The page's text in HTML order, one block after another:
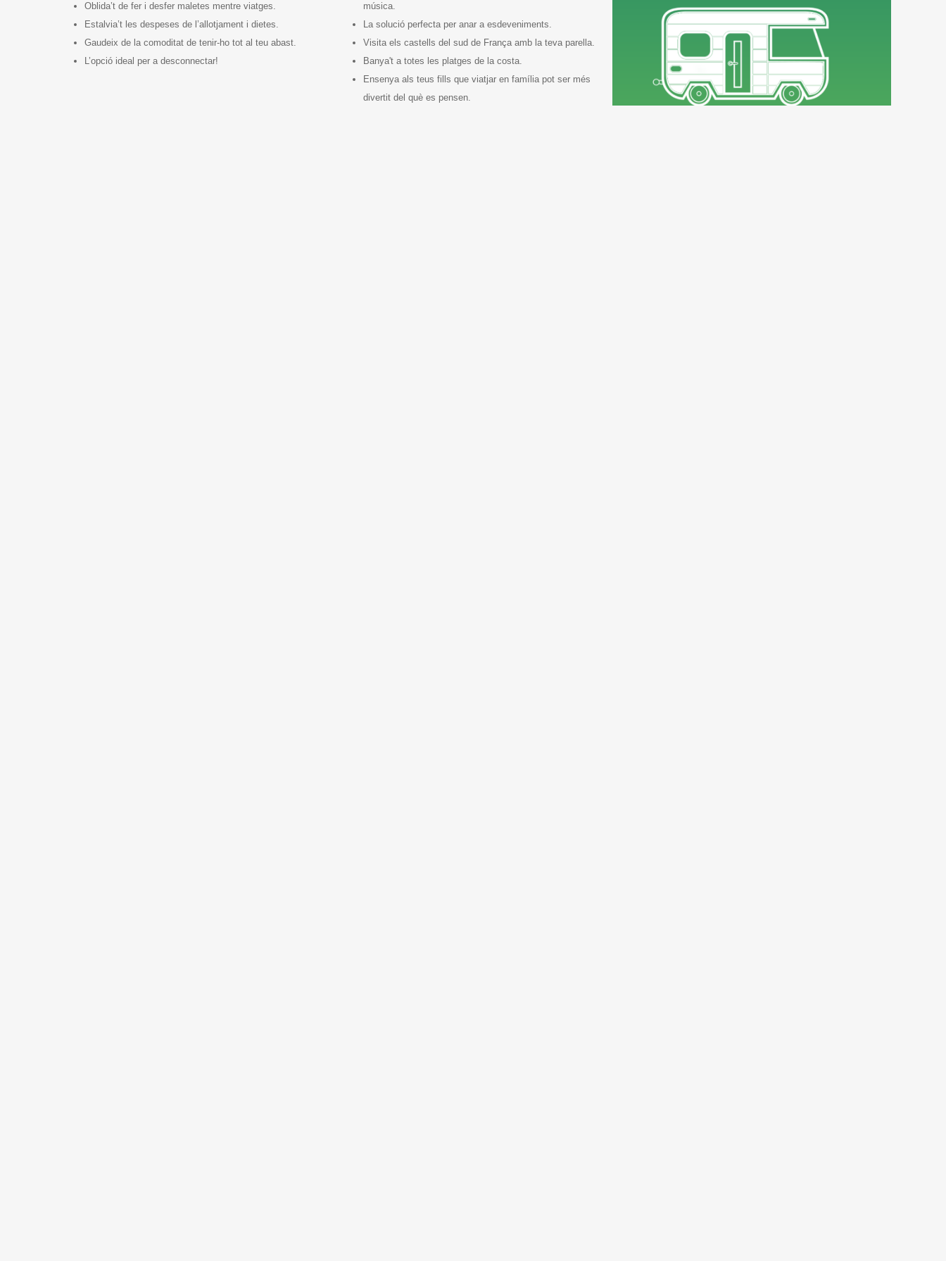
Oblida’t de fer i desfer maletes mentre viatges.
Estalvia’t les despeses de l’allotjament i dietes.
Gaudeix de la comoditat de tenir-ho tot al teu abast.
L’opció ideal per a desconnectar!
música.
La solució perfecta per anar a esdeveniments.
Visita els castells del sud de França amb la teva parella.
Banya't a totes les platges de la costa.
Ensenya als teus fills que viatjar en família pot ser més
divertit del què es pensen.